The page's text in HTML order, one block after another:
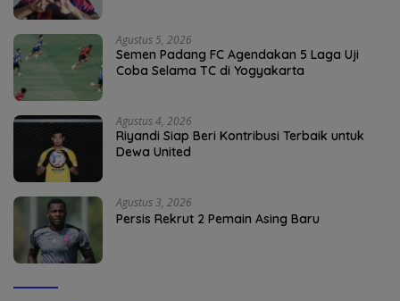
Agustus 5, 2026
Semen Padang FC Agendakan 5 Laga Uji
Coba Selama TC di Yogyakarta
Agustus 4, 2026
Riyandi Siap Beri Kontribusi Terbaik untuk
Dewa United
Agustus 3, 2026
Persis Rekrut 2 Pemain Asing Baru